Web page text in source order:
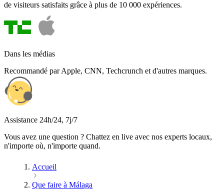
de visiteurs satisfaits grâce à plus de 10 000 expériences.
Dans les médias
Recommandé par Apple, CNN, Techcrunch et d'autres marques.
Assistance 24h/24, 7j/7
Vous avez une question ? Chattez en live avec nos experts locaux,
n'importe où, n'importe quand.
Accueil
Que faire à Málaga